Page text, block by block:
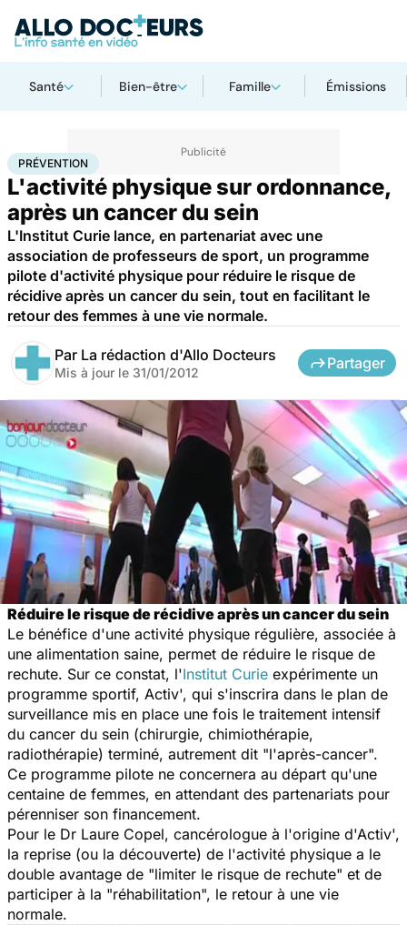
Santé Bien-être Famille Émissions
AccueilSantéMaladies Prévention
PRÉVENTION
L'activité physique sur ordonnance,
après un cancer du sein
L'Institut Curie lance, en partenariat avec une
association de professeurs de sport, un programme
pilote d'activité physique pour réduire le risque de
récidive après un cancer du sein, tout en facilitant le
retour des femmes à une vie normale.
Par La rédaction d'Allo Docteurs
Mis à jour le 31/01/2012
Partager
Réduire le risque de récidive après un cancer du sein
Le bénéfice d'une activité physique régulière, associée à
une alimentation saine, permet de réduire le risque de
rechute. Sur ce constat, l'Institut Curie expérimente un
programme sportif, Activ', qui s'inscrira dans le plan de
surveillance mis en place une fois le traitement intensif
du cancer du sein (chirurgie, chimiothérapie,
radiothérapie) terminé, autrement dit "l'après-cancer".
Ce programme pilote ne concernera au départ qu'une
centaine de femmes, en attendant des partenariats pour
pérenniser son financement.
Pour le Dr Laure Copel, cancérologue à l'origine d'Activ',
la reprise (ou la découverte) de l'activité physique a le
double avantage de "limiter le risque de rechute" et de
participer à la "réhabilitation", le retour à une vie
normale.